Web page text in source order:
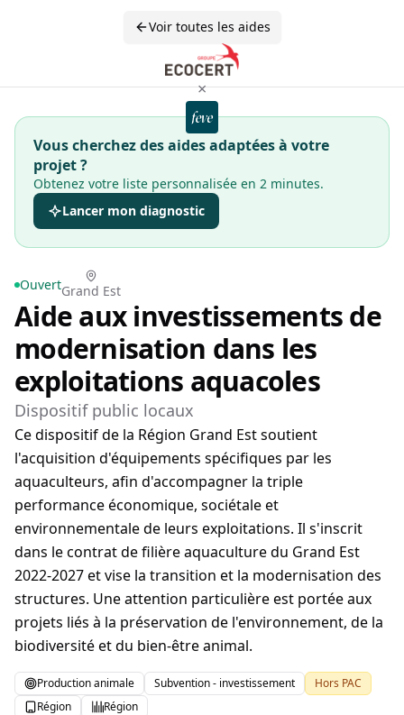
Voir toutes les aides
×
Vous cherchez des aides adaptées à votre
projet ?
Obtenez votre liste personnalisée en 2 minutes.
Lancer mon diagnostic
OuvertGrand Est
Aide aux investissements de
modernisation dans les
exploitations aquacoles
Dispositif public locaux
Ce dispositif de la Région Grand Est soutient
l'acquisition d'équipements spécifiques par les
aquaculteurs, afin d'accompagner la triple
performance économique, sociétale et
environnementale de leurs exploitations. Il s'inscrit
dans le contrat de filière aquaculture du Grand Est
2022-2027 et vise la transition et la modernisation des
structures. Une attention particulière est portée aux
projets liés à la préservation de l'environnement, de la
biodiversité et du bien-être animal.
Production animale Subvention - investissement
Hors PAC
Région
Région